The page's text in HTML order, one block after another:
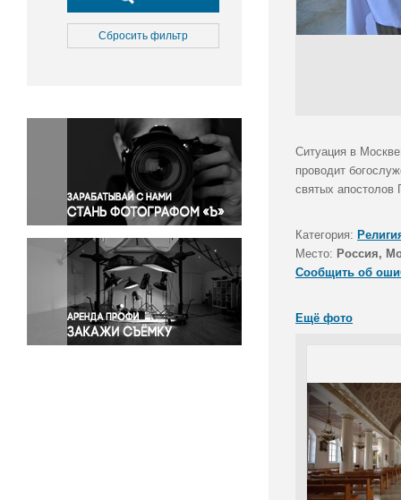
Культура
Медицина
Окружающая среда
Политика
Правосудие
Происшествия и конфликты
Религия
Светская жизнь
Спорт
Экология
Экономика и бизнес
Сбросить фильтр
Ситуация в
проводит
святых апостолов
Категория:
Место: Россия,
Сообщить об
Ещё фото